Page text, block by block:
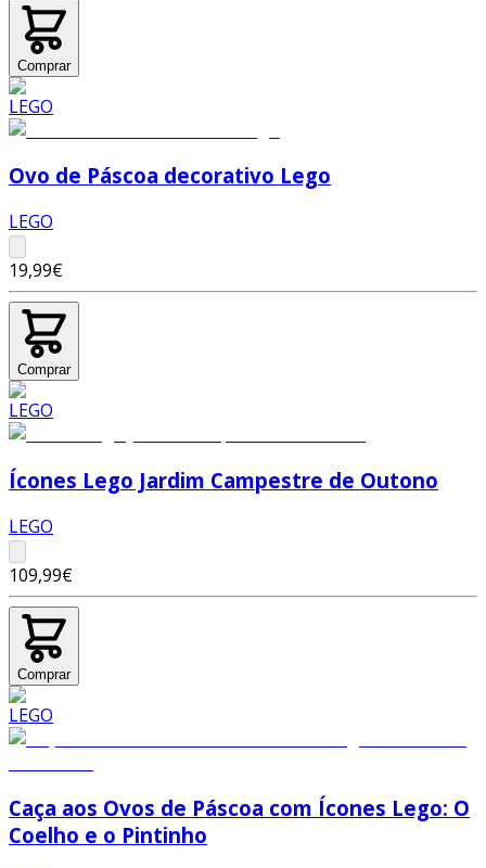
Comprar
Ovo de Páscoa decorativo Lego
LEGO
19,99€
Comprar
Ícones Lego Jardim Campestre de Outono
LEGO
109,99€
Comprar
Caça aos Ovos de Páscoa com Ícones Lego: O
Coelho e o Pintinho